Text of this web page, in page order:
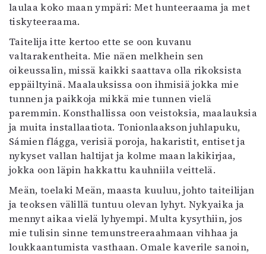
laulaa koko maan ympäri: Met hunteeraama ja met
tiskyteeraama.
Taitelija itte kertoo ette se oon kuvanu
valtarakentheita. Mie näen melkhein sen
oikeussalin, missä kaikki saattava olla rikoksista
eppäiltyinä. Maalauksissa oon ihmisiä jokka mie
tunnen ja paikkoja mikkä mie tunnen vielä
paremmin. Konsthallissa oon veistoksia, maalauksia
ja muita installaatiota. Tonionlaakson juhlapuku,
Sámien flágga, verisiä poroja, hakaristit, entiset ja
nykyset vallan haltijat ja kolme maan lakikirjaa,
jokka oon läpin hakkattu kauhniila veittelä.
Meän, toelaki Meän, maasta kuuluu, johto taiteilijan
ja teoksen välillä tuntuu olevan lyhyt. Nykyaika ja
mennyt aikaa vielä lyhyempi. Multa kysythiin, jos
mie tulisin sinne temunstreeraahmaan vihhaa ja
loukkaantumista vasthaan. Omale kaverile sanoin,